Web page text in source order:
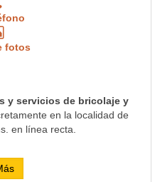
fotos
y servicios de bricolaje y
en la localidad de
en línea recta.